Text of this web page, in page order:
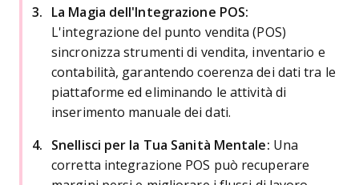
La Magia dell'Integrazione POS:
L'integrazione del punto vendita (POS)
sincronizza strumenti di vendita, inventario e
contabilità, garantendo coerenza dei dati tra le
piattaforme ed eliminando le attività di
inserimento manuale dei dati.
Snellisci per la Tua Sanità Mentale: Una
corretta integrazione POS può recuperare